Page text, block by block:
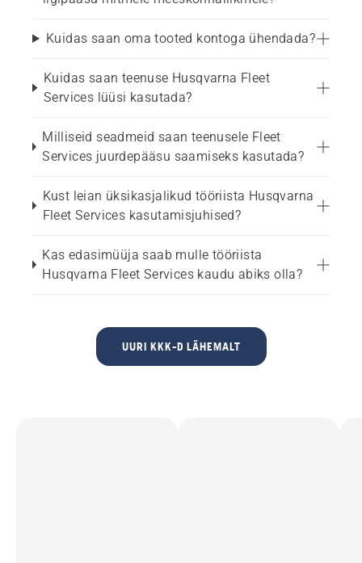
Kuidas saan oma tooted kontoga ühendada?
Kuidas saan teenuse Husqvarna Fleet
Services lüüsi kasutada?
Milliseid seadmeid saan teenusele Fleet
Services juurdepääsu saamiseks kasutada?
Kust leian üksikasjalikud tööriista Husqvarna
Fleet Services kasutamisjuhised?
Kas edasimüüja saab mulle tööriista
Husqvarna Fleet Services kaudu abiks olla?
UURI KKK-D LÄHEMALT